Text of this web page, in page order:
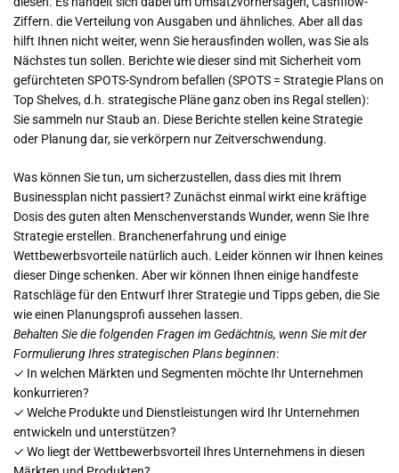
Ziffern. die Verteilung von Ausgaben und ähnliches. Aber all das
hilft Ihnen nicht weiter, wenn Sie herausfinden wollen, was Sie als
Nächstes tun sollen. Berichte wie dieser sind mit Sicherheit vom
gefürchteten SPOTS-Syndrom befallen (SPOTS = Strategie Plans on
Top Shelves, d.h. strategische Pläne ganz oben ins Regal stellen):
Sie sammeln nur Staub an. Diese Berichte stellen keine Strategie
oder Planung dar, sie verkörpern nur Zeitverschwendung.
Was können Sie tun, um sicherzustellen, dass dies mit Ihrem
Businessplan nicht passiert? Zunächst einmal wirkt eine kräftige
Dosis des guten alten Menschenverstands Wunder, wenn Sie Ihre
Strategie erstellen. Branchenerfahrung und einige
Wettbewerbsvorteile natürlich auch. Leider können wir Ihnen keines
dieser Dinge schenken. Aber wir können Ihnen einige handfeste
Ratschläge für den Entwurf Ihrer Strategie und Tipps geben, die Sie
wie einen Planungsprofi aussehen lassen.
Behalten Sie die folgenden Fragen im Gedächtnis, wenn Sie mit der
Formulierung Ihres strategischen Plans beginnen:
✓ In welchen Märkten und Segmenten möchte Ihr Unternehmen
konkurrieren?
✓ Welche Produkte und Dienstleistungen wird Ihr Unternehmen
entwickeln und unterstützen?
✓ Wo liegt der Wettbewerbsvorteil Ihres Unternehmens in diesen